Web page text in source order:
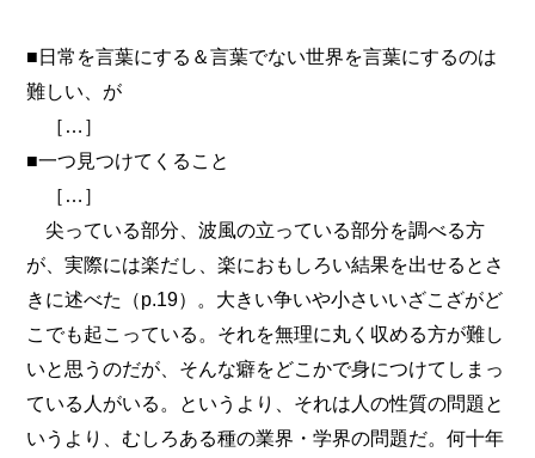
■日常を言葉にする＆言葉でない世界を言葉にするのは
難しい、が
［…］
■一つ見つけてくること
［…］
尖っている部分、波風の立っている部分を調べる方
が、実際には楽だし、楽におもしろい結果を出せるとさ
きに述べた（p.19）。大きい争いや小さいいざこざがど
こでも起こっている。それを無理に丸く収める方が難し
いと思うのだが、そんな癖をどこかで身につけてしまっ
ている人がいる。というより、それは人の性質の問題と
いうより、むしろある種の業界・学界の問題だ。何十年